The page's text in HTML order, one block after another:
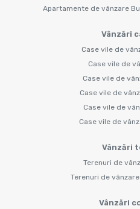
Apartamente de vânzare
Vânzări
Case vile de
Case vile de
Case vile de
Case vile de
Case vile de
Case vile de
Vânzări
Terenuri de
Terenuri de
Vânzări